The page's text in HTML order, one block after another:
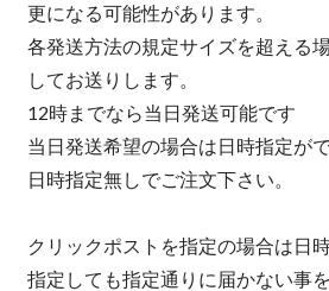
更になる可能性があります。
各発送方法の規定サイズを超える
してお送りします。
12時までなら当日発送可能です
当日発送希望の場合は日時指定がで
日時指定無しでご注文下さい。
クリックポストを指定の場合は日
指定しても指定通りに届かない事